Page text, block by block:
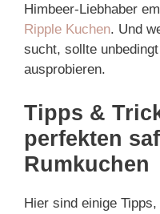
Himbeer-Liebhaber
Ripple Kuchen. Und
sucht, sollte
ausprobieren.
Tipps &
perfekten
Rumkuchen
Hier sind einige